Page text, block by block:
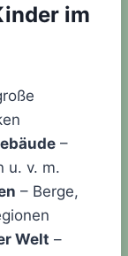
im
–
u. v. m.
– Berge,
Welt –